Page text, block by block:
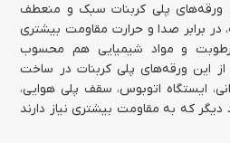
ورقه‌های پلی کربنات سبک و منعطف
در برابر صدا و حرارت مقاومت بیشتری
رطوبت و مواد شیمیایی هم محسوب
این ورقه‌های پلی کربنات در ساخت
ایستگاه اتوبوس، سقف پلی هوایی،
که به مقاومت بیشتری نیاز دارند